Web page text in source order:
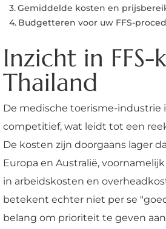
Gemiddelde kosten en
Budgetteren voor uw FFS-
Inzicht in FFS-
Thailand
De medische toerisme-industrie
competitief, wat leidt tot een
De kosten zijn doorgaans lager
Europa en Australië,
in arbeidskosten en
betekent echter niet per se
belang om prioriteit te geven